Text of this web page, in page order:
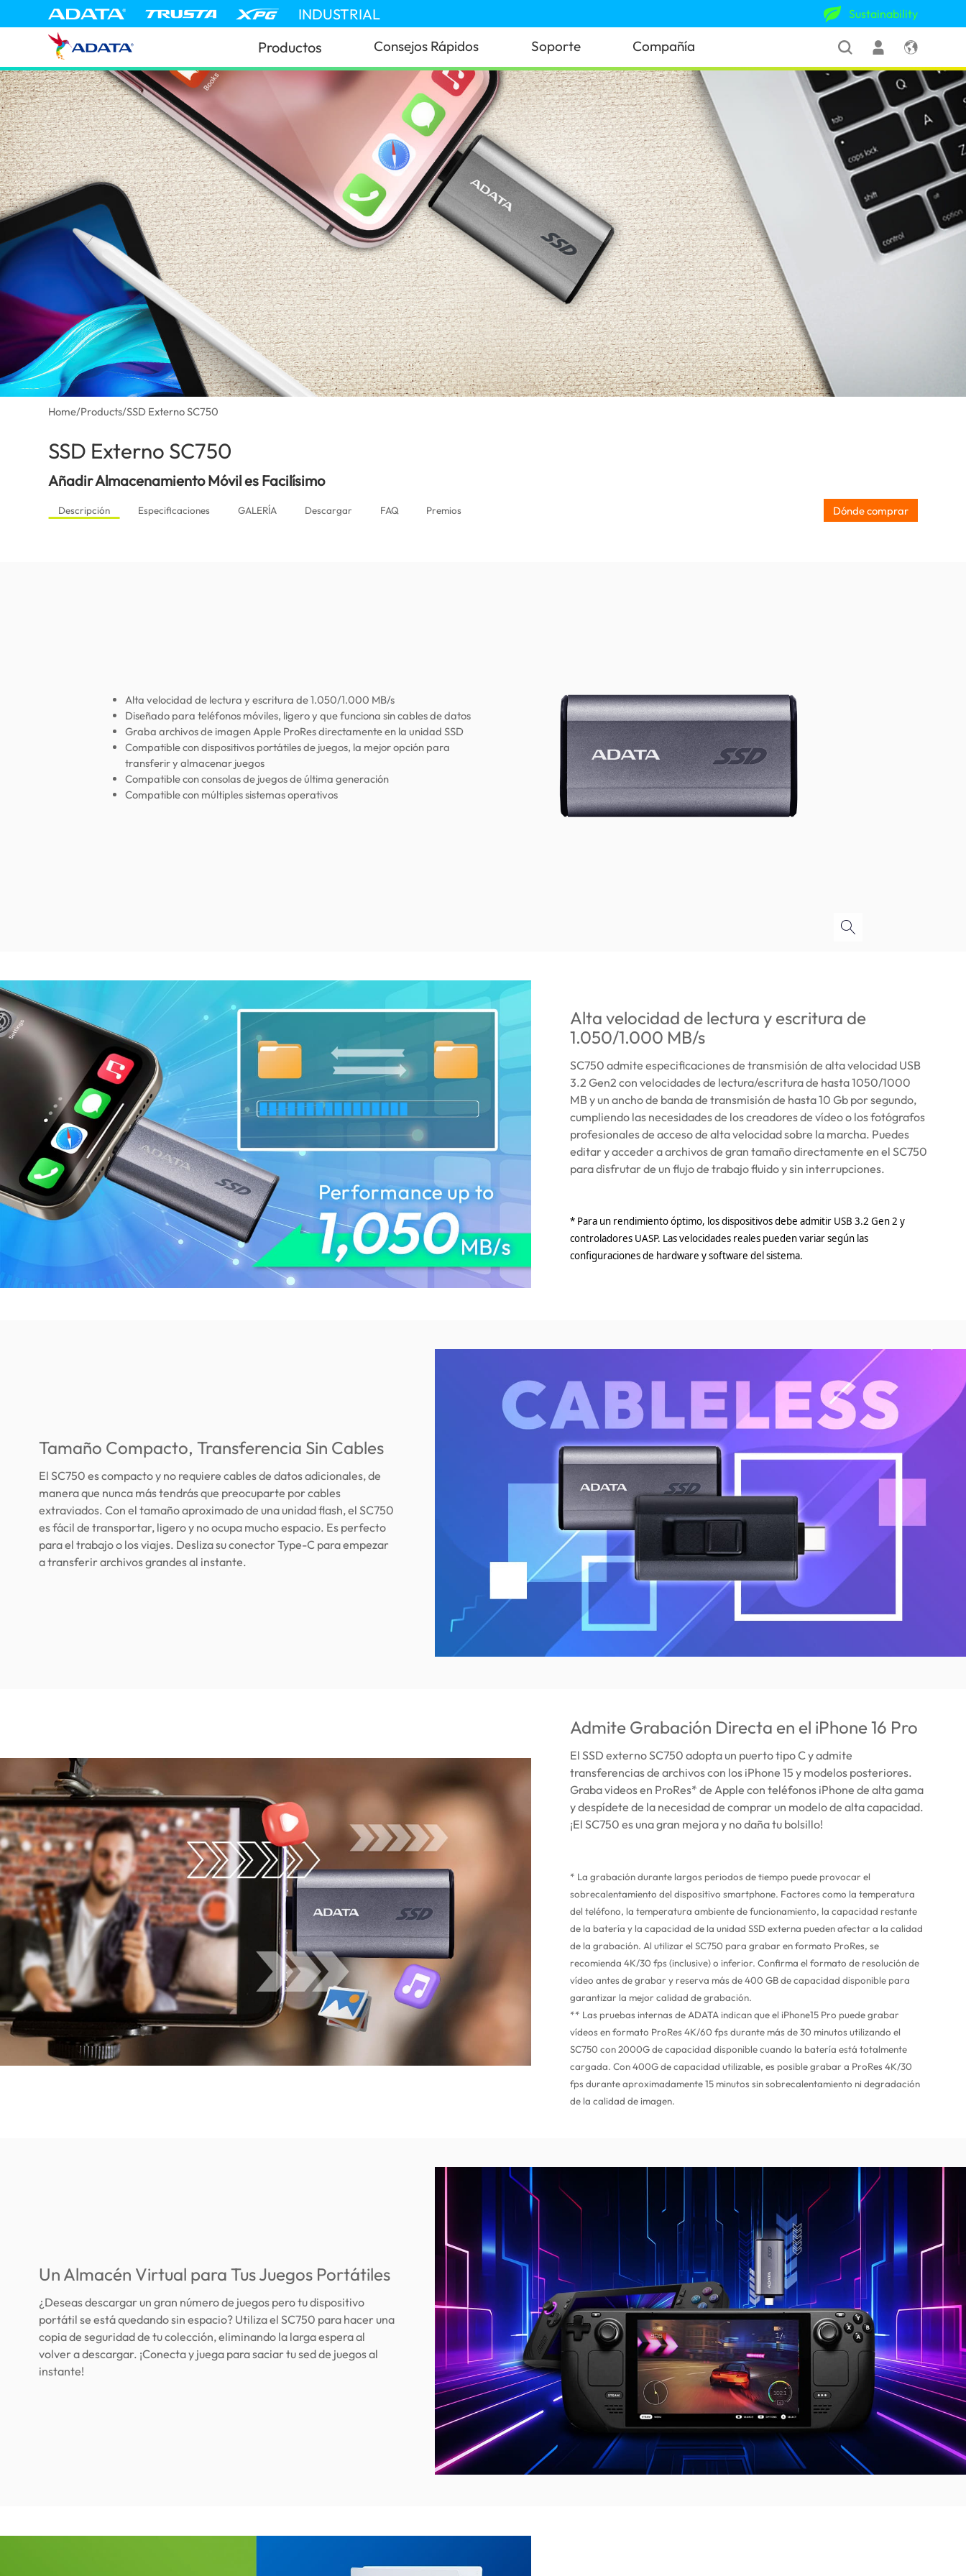
INDUSTRIAL Sustainability
Productos Consejos Rápidos Soporte Compañía
Home/Products/SSD Externo SC750
SSD Externo SC750
Añadir Almacenamiento Móvil es Facilísimo
Descripción Especificaciones GALERÍA Descargar FAQ Premios Dónde comprar
Alta velocidad de lectura y escritura de 1.050/1.000 MB/s
Diseñado para teléfonos móviles, ligero y que funciona sin cables de datos
Graba archivos de imagen Apple ProRes directamente en la unidad SSD
Compatible con dispositivos portátiles de juegos, la mejor opción para
transferir y almacenar juegos
Compatible con consolas de juegos de última generación
Compatible con múltiples sistemas operativos
Alta velocidad de lectura y escritura de
1.050/1.000 MB/s
SC750 admite especificaciones de transmisión de alta velocidad USB
3.2 Gen2 con velocidades de lectura/escritura de hasta 1050/1000
MB y un ancho de banda de transmisión de hasta 10 Gb por segundo,
cumpliendo las necesidades de los creadores de vídeo o los fotógrafos
profesionales de acceso de alta velocidad sobre la marcha. Puedes
editar y acceder a archivos de gran tamaño directamente en el SC750
para disfrutar de un flujo de trabajo fluido y sin interrupciones.
* Para un rendimiento óptimo, los dispositivos debe admitir USB 3.2 Gen 2 y
controladores UASP. Las velocidades reales pueden variar según las
configuraciones de hardware y software del sistema.
Tamaño Compacto, Transferencia Sin Cables
El SC750 es compacto y no requiere cables de datos adicionales, de
manera que nunca más tendrás que preocuparte por cables
extraviados. Con el tamaño aproximado de una unidad flash, el SC750
es fácil de transportar, ligero y no ocupa mucho espacio. Es perfecto
para el trabajo o los viajes. Desliza su conector Type-C para empezar
a transferir archivos grandes al instante.
Admite Grabación Directa en el iPhone 16 Pro
El SSD externo SC750 adopta un puerto tipo C y admite
transferencias de archivos con los iPhone 15 y modelos posteriores.
Graba videos en ProRes* de Apple con teléfonos iPhone de alta gama
y despídete de la necesidad de comprar un modelo de alta capacidad.
¡El SC750 es una gran mejora y no daña tu bolsillo!
* La grabación durante largos periodos de tiempo puede provocar el
sobrecalentamiento del dispositivo smartphone. Factores como la temperatura
del teléfono, la temperatura ambiente de funcionamiento, la capacidad restante
de la batería y la capacidad de la unidad SSD externa pueden afectar a la calidad
de la grabación. Al utilizar el SC750 para grabar en formato ProRes, se
recomienda 4K/30 fps (inclusive) o inferior. Confirma el formato de resolución de
vídeo antes de grabar y reserva más de 400 GB de capacidad disponible para
garantizar la mejor calidad de grabación.
** Las pruebas internas de ADATA indican que el iPhone15 Pro puede grabar
vídeos en formato ProRes 4K/60 fps durante más de 30 minutos utilizando el
SC750 con 2000G de capacidad disponible cuando la batería está totalmente
cargada. Con 400G de capacidad utilizable, es posible grabar a ProRes 4K/30
fps durante aproximadamente 15 minutos sin sobrecalentamiento ni degradación
de la calidad de imagen.
Un Almacén Virtual para Tus Juegos Portátiles
¿Deseas descargar un gran número de juegos pero tu dispositivo
portátil se está quedando sin espacio? Utiliza el SC750 para hacer una
copia de seguridad de tu colección, eliminando la larga espera al
volver a descargar. ¡Conecta y juega para saciar tu sed de juegos al
instante!